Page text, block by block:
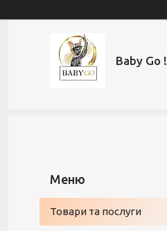
Baby Go !
Товари та послуги